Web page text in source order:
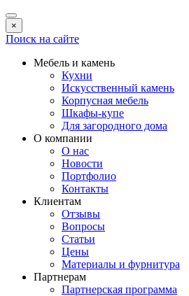
×
Поиск на сайте
Мебель и камень
Кухни
Искусственный камень
Корпусная мебель
Шкафы-купе
Для загородного дома
О компании
О нас
Новости
Портфолио
Контакты
Клиентам
Отзывы
Вопросы
Статьи
Цены
Материалы и фурнитура
Партнерам
Партнерская программа